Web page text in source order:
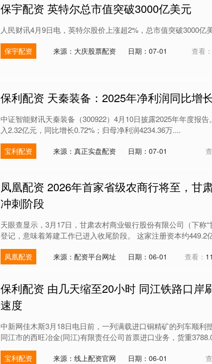
保宇配资 英特尔总市值突破3000亿美元
人民财讯4月9日电，英特尔股价上涨超2%，总市值突破3000亿
保宇配资 来源：大庆股票配资 日期：07-01 查看：
保利配资 天秦装备：2025年净利润同比增
中证智能财讯天秦装备（300922）4月10日披露2025年年度报
入2.32亿元，同比增长0.72%；归母净利润4234.36万....
宝利配资 来源：真正实盘配资 日期：07-01
凤凰配资 2026年首家省级农商行将至，甘
冲刺阶段
天眼查显示，3月17日，甘肃农村商业银行股份有限公司（下称
登记，意味着筹建工作已进入收尾阶段。 这家注册资本约449.2
凤凰配资 来源：配资平台网址 日期：06-01 查看：
保利配资 由几天缩至20小时 同江铁路口岸
速度
中新网佳木斯3月18日电日前，一列满载进口铜精矿的列车顺利
同江市的西旺冶金(同江)有限责任公司首票进口业务，货重
宝利配资 来源：线上配资官网 日期：06-01